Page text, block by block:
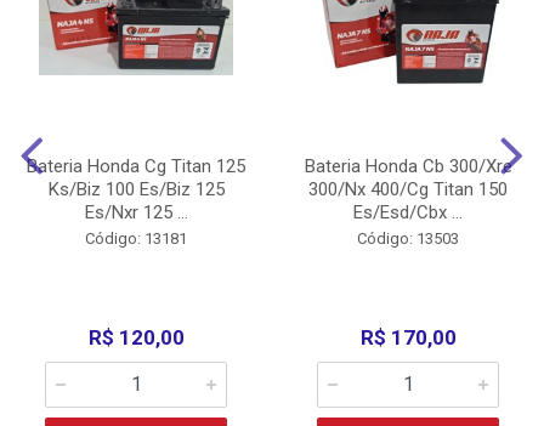
Bateria Honda Cg Titan 125
Ks/Biz 100 Es/Biz 125
Es/Nxr 125 ...
Código: 13181
R$ 120,00
Bateria Honda Cb 300/Xre
300/Nx 400/Cg Titan 150
Es/Esd/Cbx ...
Código: 13503
R$ 170,00